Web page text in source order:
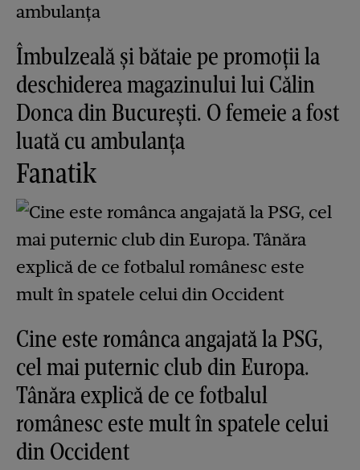
Îmbulzeală și bătaie pe promoții la
deschiderea magazinului lui Călin
Donca din București. O femeie a fost
luată cu ambulanța
Fanatik
Cine este românca angajată la PSG,
cel mai puternic club din Europa.
Tânăra explică de ce fotbalul
românesc este mult în spatele celui
din Occident